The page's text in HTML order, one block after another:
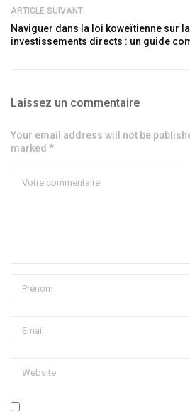
ARTICLE SUIVANT
Naviguer dans la loi koweïtienne sur
investissements directs : un guide
Laissez un commentaire
Your email address will not be
marked *